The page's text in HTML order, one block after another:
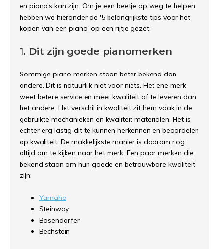
en piano’s kan zijn. Om je een beetje op weg te helpen
hebben we hieronder de '5 belangrijkste tips voor het
kopen van een piano' op een rijtje gezet.
1. Dit zijn goede pianomerken
Sommige piano merken staan beter bekend dan
andere. Dit is natuurlijk niet voor niets. Het ene merk
weet betere service en meer kwaliteit af te leveren dan
het andere. Het verschil in kwaliteit zit hem vaak in de
gebruikte mechanieken en kwaliteit materialen. Het is
echter erg lastig dit te kunnen herkennen en beoordelen
op kwaliteit. De makkelijkste manier is daarom nog
altijd om te kijken naar het merk. Een paar merken die
bekend staan om hun goede en betrouwbare kwaliteit
zijn:
Yamaha
Steinway
Bösendorfer
Bechstein